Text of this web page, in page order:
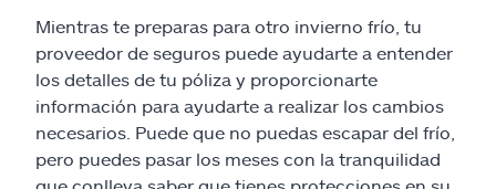
Mientras te preparas para otro invierno frío, tu
proveedor de seguros puede ayudarte a entender
los detalles de tu póliza y proporcionarte
información para ayudarte a realizar los cambios
necesarios. Puede que no puedas escapar del frío,
pero puedes pasar los meses con la tranquilidad